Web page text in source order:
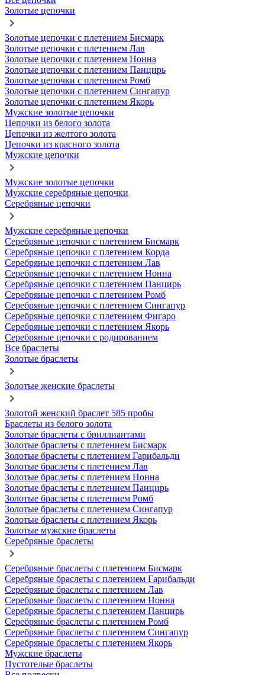
Золотые цепочки
Золотые цепочки с плетением Бисмарк
Золотые цепочки с плетением Лав
Золотые цепочки с плетением Нонна
Золотые цепочки с плетением Панцирь
Золотые цепочки с плетением Ромб
Золотые цепочки с плетением Сингапур
Золотые цепочки с плетением Якорь
Мужские золотые цепочки
Цепочки из белого золота
Цепочки из желтого золота
Цепочки из красного золота
Мужские цепочки
Мужские золотые цепочки
Мужские серебряные цепочки
Серебряные цепочки
Мужские серебряные цепочки
Серебряные цепочки с плетением Бисмарк
Серебряные цепочки с плетением Корда
Серебряные цепочки с плетением Лав
Серебряные цепочки с плетением Нонна
Серебряные цепочки с плетением Панцирь
Серебряные цепочки с плетением Ромб
Серебряные цепочки с плетением Сингапур
Серебряные цепочки с плетением Фигаро
Серебряные цепочки с плетением Якорь
Серебряные цепочки с родированием
Все браслеты
Золотые браслеты
Золотые женские браслеты
Золотой женский браслет 585 пробы
Браслеты из белого золота
Золотые браслеты с бриллиантами
Золотые браслеты с плетением Бисмарк
Золотые браслеты с плетением Гарибальди
Золотые браслеты с плетением Лав
Золотые браслеты с плетением Нонна
Золотые браслеты с плетением Панцирь
Золотые браслеты с плетением Ромб
Золотые браслеты с плетением Сингапур
Золотые браслеты с плетением Якорь
Золотые мужские браслеты
Серебряные браслеты
Серебряные браслеты с плетением Бисмарк
Серебряные браслеты с плетением Гарибальди
Серебряные браслеты с плетением Лав
Серебряные браслеты с плетением Нонна
Серебряные браслеты с плетением Панцирь
Серебряные браслеты с плетением Ромб
Серебряные браслеты с плетением Сингапур
Серебряные браслеты с плетением Якорь
Мужские браслеты
Пустотелые браслеты